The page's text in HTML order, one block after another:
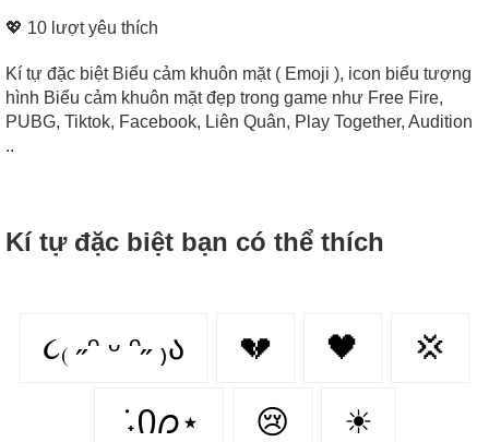
💖 10 lượt yêu thích
Kí tự đặc biệt Biểu cảm khuôn mặt ( Emoji ), icon biểu tượng
hình Biểu cảm khuôn mặt đẹp trong game như Free Fire,
PUBG, Tiktok, Facebook, Liên Quân, Play Together, Audition
..
Kí tự đặc biệt bạn có thể thích
૮₍ ˶ᵔ ᵕ ᵔ˶ ₎ა 💔 🖤 💢
݁ ˖Ი𐑼⋆ 😢 ☀